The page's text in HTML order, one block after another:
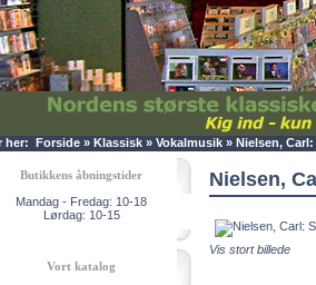
her: Forside » Klassisk » Vokalmusik » Nielsen,
Butikkens åbningstider
Mandag - Fredag: 10-18
Lørdag: 10-15
Vort katalog
Nielsen,
Vis stort billede